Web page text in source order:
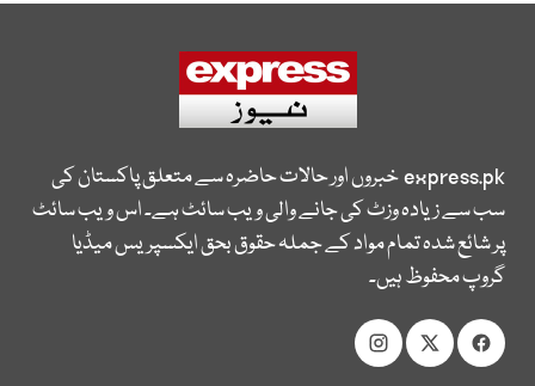
express.pkخبروں اور حالات حاضرہ سے متعلق پاکستان کی
سب سے زیادہ وزٹ کی جانے والی ویب سائٹ ہے۔ اس ویب سائٹ
پر شائع شدہ تمام مواد کے جملہ حقوق بحق ایکسپریس میڈیا
گروپ محفوظ ہیں۔